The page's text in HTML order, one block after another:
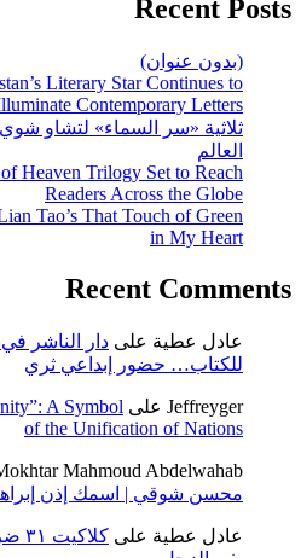
Recent Posts
(بدون عنوان)
Literary Star Continues to
Contemporary Letters
ثلاثية «سر السماء» لتشاو
العالم
Heaven Trilogy Set to Reach
Readers Across the Globe
Tao’s That Touch of Green
in My Heart
Recent Comments
عادل عطية على دار الناشر
للكتاب… حضور إبداعي ثري
Jeffreyger على A Symbol
of the Unification of Nations
Mahmoud Abdelwahab
محسن شوقي | اسمك إذن
عادل عطية على